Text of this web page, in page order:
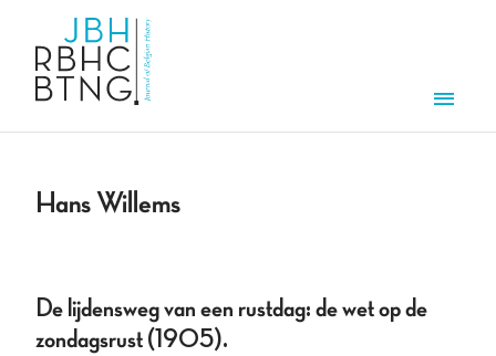
Hans Willems
De lijdensweg van een rustdag: de wet op de
zondagsrust (1905).